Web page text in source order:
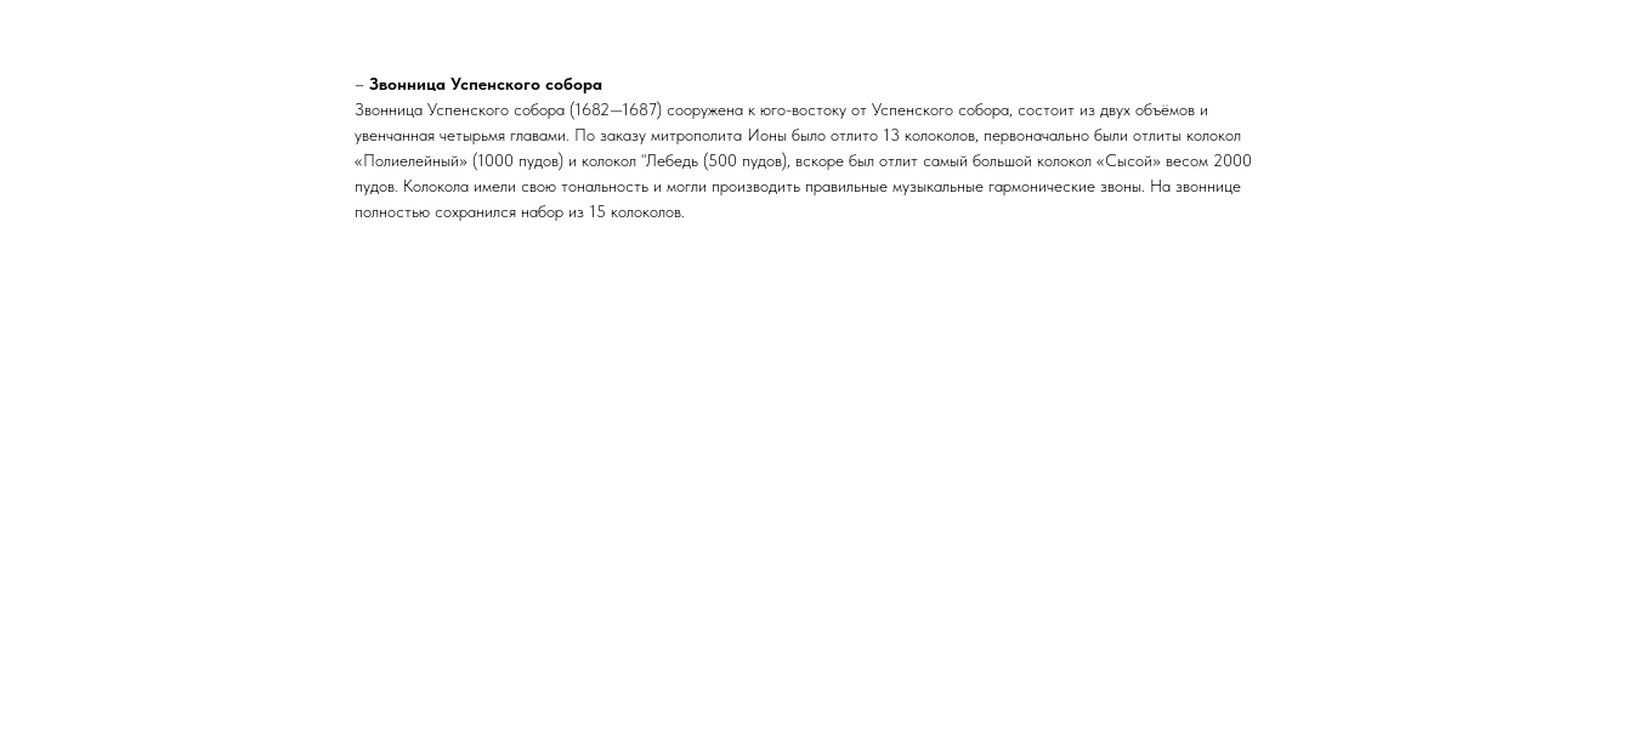
– Звонница Успенского собора
Звонница Успенского собора (1682—1687) сооружена к юго-востоку от Успенского собора, состоит из двух объёмов и
увенчанная четырьмя главами. По заказу митрополита Ионы было отлито 13 колоколов, первоначально были отлиты колокол
«Полиелейный» (1000 пудов) и колокол “Лебедь (500 пудов), вскоре был отлит самый большой колокол «Сысой» весом 2000
пудов. Колокола имели свою тональность и могли производить правильные музыкальные гармонические звоны. На звоннице
полностью сохранился набор из 15 колоколов.